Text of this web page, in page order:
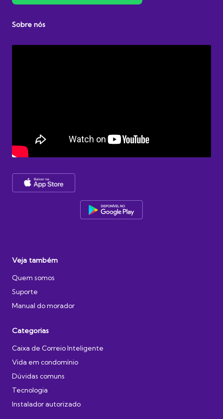
Sobre nós
Veja também
Quem somos
Suporte
Manual do morador
Categorias
Caixa de Correio Inteligente
Vida em condomínio
Dúvidas comuns
Tecnologia
Instalador autorizado